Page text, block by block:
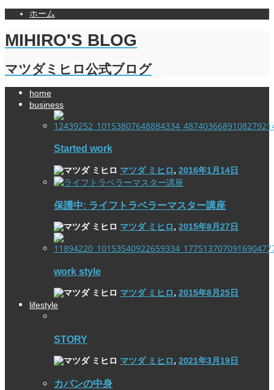
ホーム
MIHIRO'S BLOG
マツダミヒロ公式ブログ
home
business
Started work
マツダ ミヒロ, 2016年1月14日
保護中: ライフトラベラーマスター講座
マツダ ミヒロ, 2015年8月27日
work style
マツダ ミヒロ, 2015年8月25日
lifestyle
STORY
マツダ ミヒロ, 2021年3月19日
カバンの中身